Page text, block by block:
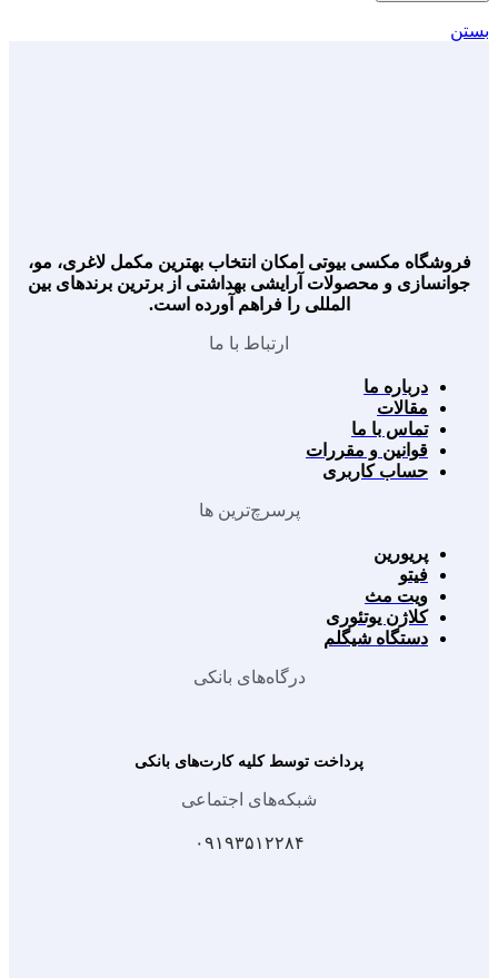
بستن
فروشگاه مکسی بیوتی امکان انتخاب بهترین مکمل لاغری، مو،
جوانسازی و محصولات آرایشی بهداشتی از برترین برندهای بین
المللی را فراهم آورده است.
ارتباط با ما
درباره ما
مقالات
تماس با ما
قوانین و مقررات
حساب کاربری
پرسرچ‌ترین ها
پریورین
فیتو
ویت مث
کلاژن یوتئوری
دستگاه شیگلم
درگاه‌های بانکی
پرداخت توسط کلیه کارت‌های بانکی
شبکه‌های اجتماعی
۰۹۱۹۳۵۱۲۲۸۴